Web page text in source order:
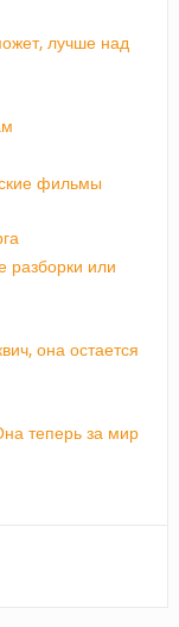
лучше над
фильмы
разборки или
она остается
теперь за мир